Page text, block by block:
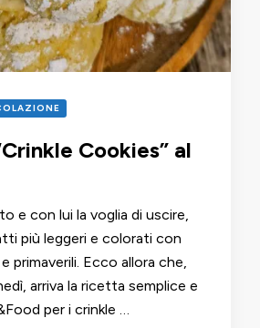
Cookies” al
e con lui la voglia di uscire,
più leggeri e colorati con
primaverili. Ecco allora che,
arriva la ricetta semplice e
per i crinkle …